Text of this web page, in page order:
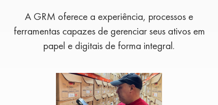
A GRM oferece a experiência, processos e
ferramentas capazes de gerenciar seus ativos em
papel e digitais de forma integral.